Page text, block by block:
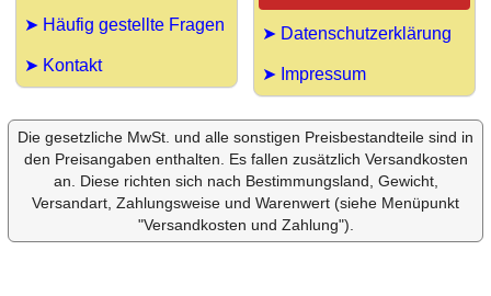
➤ Häufig gestellte Fragen
➤ Kontakt
➤ Datenschutzerklärung
➤ Impressum
Die gesetzliche MwSt. und alle sonstigen Preisbestandteile sind in
den Preisangaben enthalten. Es fallen zusätzlich Versandkosten
an. Diese richten sich nach Bestimmungsland, Gewicht,
Versandart, Zahlungsweise und Warenwert (siehe Menüpunkt
"Versandkosten und Zahlung").